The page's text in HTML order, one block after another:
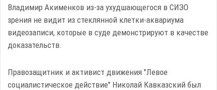
Владимир Акименков из-за ухудшающегося в СИЗО
зрения не видит из стеклянной клетки-аквариума
видеозаписи, которые в суде демонстрируют в качестве
доказательств.
Правозащитник и активист движения "Левое
социалистическое действие" Николай Кавказский был